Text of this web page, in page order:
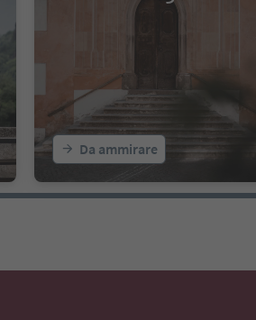
di resti di un insediamento
Da ammirare